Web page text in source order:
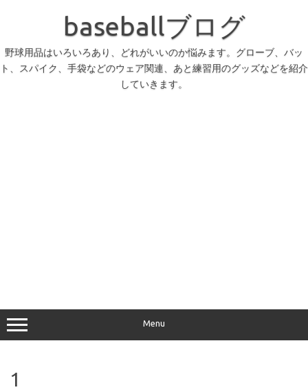
へ
キ
baseballブログ
野球用品はいろいろあり、どれがいいのか悩みます。グローブ、バッ
ト、スパイク、手袋などのウェア関連、あと練習用のグッズなどを紹介
していきます。
Menu
1